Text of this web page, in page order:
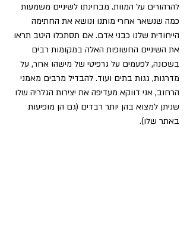
להרהורים על המוות. מבחינתו לשיניים משמעות
כמה שנשאר אחרי מותנו ונושא את החתימה
הייחודית שלנו כבני אדם. אם תסתכלו היטב תראו
את השיניים החשופות האלה במקומות רבים
בשכונה, לפעמים על גרפיטי של מישהו אחר, על
מדרגות, גגות בתים ועוד. להבדיל מרבים מאמני
הרחוב, אני דווקא מעדיפה את יצירות הגלריה שלו
שניתן למצוא בהן יותר רבדים (גם הן מופיעות
באתר שלו).